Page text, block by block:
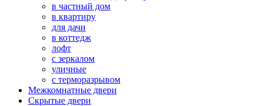
в частный дом
в квартиру
для дачи
в коттедж
лофт
с зеркалом
уличные
с терморазрывом
Межкомнатные двери
Скрытые двери